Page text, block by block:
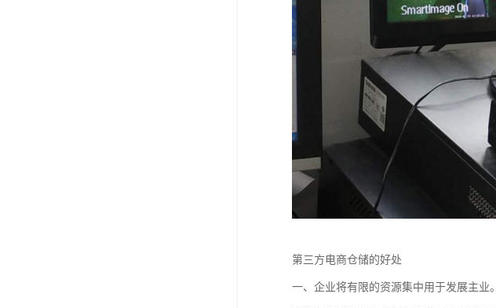
第三方电商仓储的好处
一、企业将有限的资源集中用于发展主业。